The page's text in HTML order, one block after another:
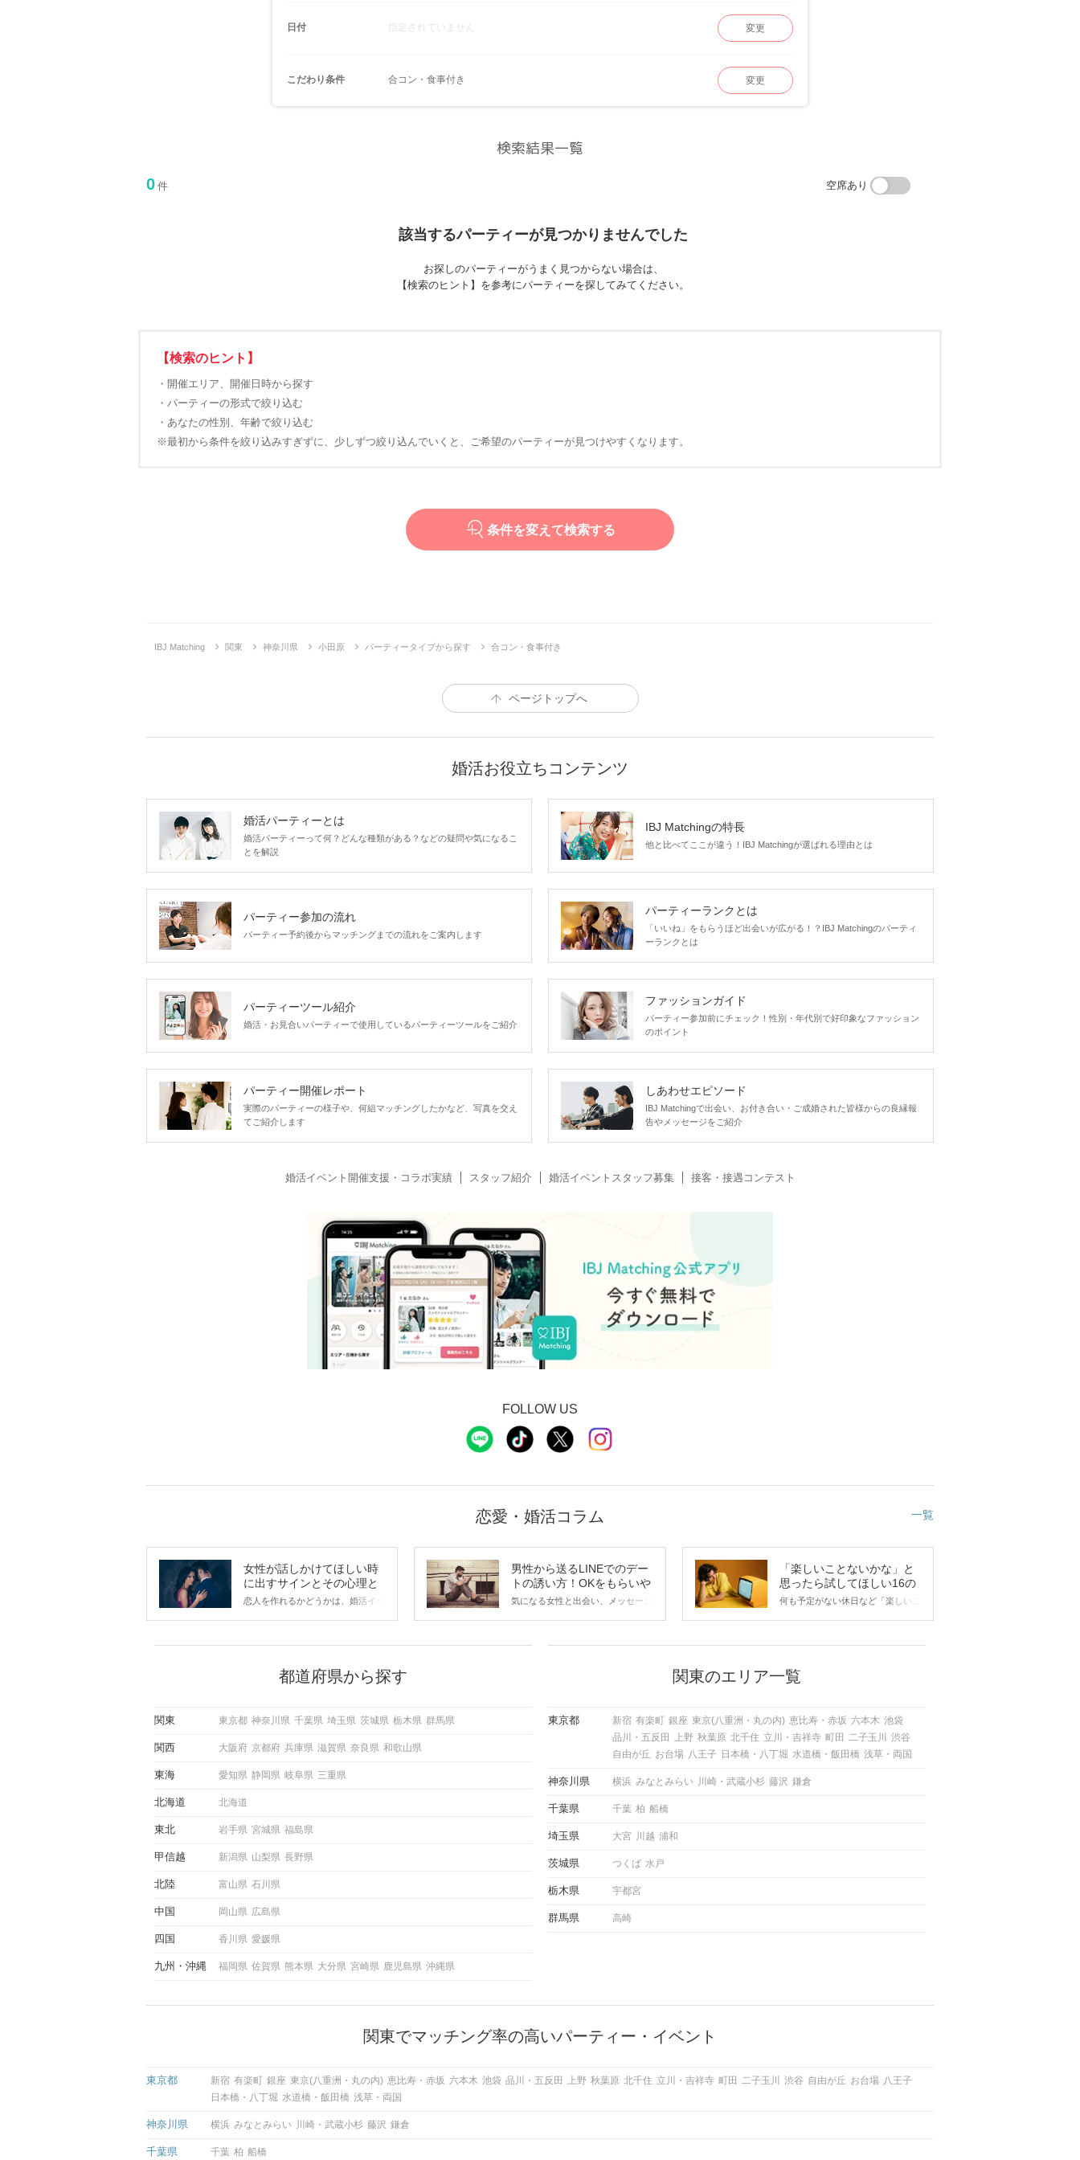
日付 指定されていません 変更
こだわり条件 合コン・食事付き 変更
検索結果一覧
0 件 空席あり
該当するパーティーが見つかりませんでした
お探しのパーティーがうまく見つからない場合は、
【検索のヒント】を参考にパーティーを探してみてください。
【検索のヒント】
・開催エリア、開催日時から探す
・パーティーの形式で絞り込む
・あなたの性別、年齢で絞り込む
※最初から条件を絞り込みすぎずに、少しずつ絞り込んでいくと、ご希望のパーティーが見つけやすくなります。
条件を変えて検索する
IBJ Matching 関東 神奈川県 小田原 パーティータイプから探す 合コン・食事付き
ページトップへ
婚活お役立ちコンテンツ
婚活パーティーとは
婚活パーティーって何？どんな種類がある？などの疑問や気になるこ
とを解説
IBJ Matchingの特長
他と比べてここが違う！IBJ Matchingが選ばれる理由とは
パーティー参加の流れ
パーティー予約後からマッチングまでの流れをご案内します
パーティーランクとは
「いいね」をもらうほど出会いが広がる！？IBJ Matchingのパーティ
ーランクとは
パーティーツール紹介
婚活・お見合いパーティーで使用しているパーティーツールをご紹介
ファッションガイド
パーティー参加前にチェック！性別・年代別で好印象なファッション
のポイント
パーティー開催レポート
実際のパーティーの様子や、何組マッチングしたかなど、写真を交え
てご紹介します
しあわせエピソード
IBJ Matchingで出会い、お付き合い・ご成婚された皆様からの良縁報
告やメッセージをご紹介
婚活イベント開催支援・コラボ実績 スタッフ紹介 婚活イベントスタッフ募集 接客・接遇コンテスト
FOLLOW US
恋愛・婚活コラム 一覧
女性が話しかけてほしい時
に出すサインとその心理と
は？
恋人を作れるかどうかは、婚活イベ
から恋人作りを本格的に始めようと
している方は、女性が異性を求めて
この記事では、女性が話しかけて欲
しく解説した後、婚活イベントで実
ような行動に繋げるべきかをご紹介
男性から送るLINEでのデー
トの誘い方！OKをもらいや
すいメッセージのコツは？
気になる女性と出会い、メッセージ
も混じえながら解説するので、ぜひ
「楽しいことないかな」と
思ったら試してほしい16の
こと
何も予定がない休日など「楽しいこ
になれる対処法から、恋愛・自分磨
き・趣味などジャンル別の楽しいこ
とを探している方は必見です。
都道府県から探す
関東 東京都 神奈川県 千葉県 埼玉県 茨城県 栃木県 群馬県
関西 大阪府 京都府 兵庫県 滋賀県 奈良県 和歌山県
東海 愛知県 静岡県 岐阜県 三重県
北海道 北海道
東北 岩手県 宮城県 福島県
甲信越 新潟県 山梨県 長野県
北陸 富山県 石川県
中国 岡山県 広島県
四国 香川県 愛媛県
九州 沖縄 福岡県 佐賀県 熊本県 大分県 宮崎県 鹿児島県 沖縄県
関東のエリア一覧
東京都 新宿 有楽町 銀座 東京(八重洲・丸の内) 恵比寿・赤坂 六本木 池袋
品川・五反田
上野 秋葉原 北千住 立川・吉祥寺 町田 二子玉川
渋谷
自由が丘 お台場 八王子 日本橋・八丁堀 水道橋・飯田橋 浅草・両国
神奈川県 横浜 みなとみらい 川崎・武蔵小杉 藤沢 鎌倉
千葉県 千葉 柏 船橋
埼玉県 大宮 川越 浦和
茨城県 つくば 水戸
栃木県 宇都宮
群馬県 高崎
関東でマッチング率の高いパーティー・イベント
東京都 新宿 有楽町 銀座 東京(八重洲・丸の内) 恵比寿・赤坂 六本木 池袋 品川・五反田 上野 秋葉原 北千住 立川・吉祥寺 町田 二子玉川 渋谷 自由が丘 お台場 八王子
日本橋・八丁堀 水道橋・飯田橋 浅草・両国
神奈川県 横浜 みなとみらい 川崎・武蔵小杉 藤沢 鎌倉
千葉県 千葉 柏 船橋